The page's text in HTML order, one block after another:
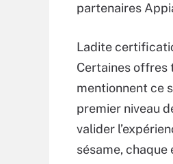
partenaires
Ladite
Certaines offres
mentionnent ce
premier niveau
valider
sésame,